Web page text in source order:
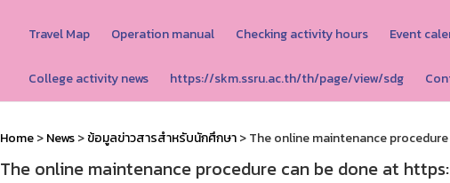
Travel Map Operation manual Checking activity hours Event
College activity news https://skm.ssru.ac.th/th/page/view/sdg
Home>News>ข้อมูลข่าวสารสำหรับนักศึกษา> The online maintenance
The online maintenance procedure can be done at